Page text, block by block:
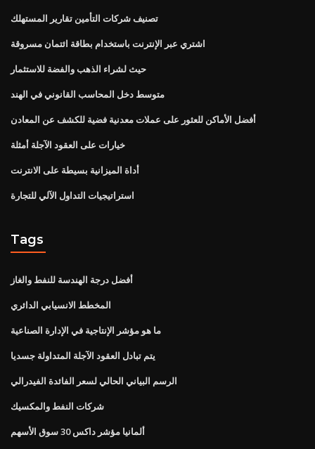
تصنيف شركات التأمين تقارير المستهلك
اشتري عبر الإنترنت باستخدام بطاقة ائتمان مسروقة
حيث لشراء الذهب والفضة للاستثمار
متوسط ​​دخل المحاسب القانوني في الهند
أفضل الأماكن للعثور على عملات معدنية فضية للكشف عن المعادن
خيارات على العقود الآجلة أمثلة
أداة الميزانية بسيطة على الانترنت
استراتيجيات التداول الآلي للتجارة
Tags
أفضل درجة الهندسة للنفط والغاز
المخطط الانسيابي الدائري
ما هو مؤشر الإنتاجية في الإدارة الصناعية
يتم تبادل العقود الآجلة المتداولة جسديا
الرسم البياني الحالي لسعر الفائدة الفيدرالي
شركات النفط والمكسيك
ألمانيا مؤشر داكس 30 سوق الأسهم